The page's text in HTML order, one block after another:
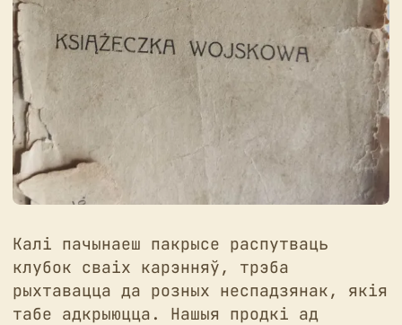
Калі пачынаеш пакрысе распутваць
клубок сваіх карэнняў, трэба
рыхтавацца да розных неспадзянак, якія
табе адкрыюцца. Нашыя продкі ад